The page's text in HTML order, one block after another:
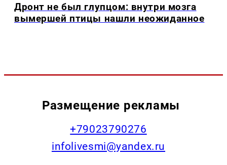
Дронт не был глупцом: внутри мозга
вымершей птицы нашли неожиданное
Размещение рекламы
+79023790276
infolivesmi@yandex.ru